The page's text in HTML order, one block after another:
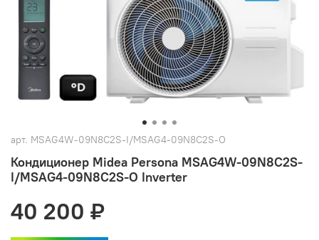
арт. MSAG4W-09N8C2S-I/MSAG4-09N8C2S-O
Кондиционер Midea Persona MSAG4W-09N8C2S-
I/MSAG4-09N8C2S-O Inverter
40 200 ₽